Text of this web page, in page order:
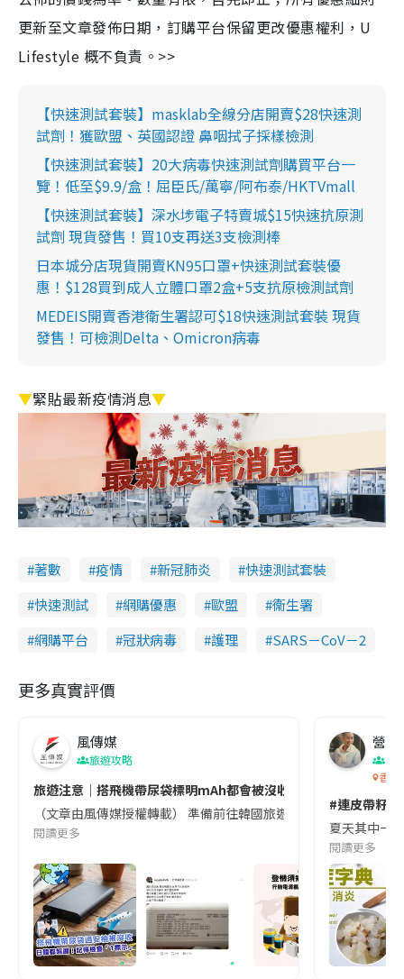
更新至文章發佈日期，訂購平台保留更改優惠權利，U
Lifestyle 概不負責。>>
【快速測試套裝】masklab全線分店開賣$28快速測
試劑！獲歐盟、英國認證 鼻咽拭子採樣檢測
【快速測試套裝】20大病毒快速測試劑購買平台一
覽！低至$9.9/盒！屈臣氏/萬寧/阿布泰/HKTVmall
【快速測試套裝】深水埗電子特賣城$15快速抗原測
試劑 現貨發售！買10支再送3支檢測棒
日本城分店現貨開賣KN95口罩+快速測試套裝優
惠！$128買到成人立體口罩2盒+5支抗原檢測試劑
MEDEIS開賣香港衛生署認可$18快速測試套裝 現貨
發售！可檢測Delta、Omicron病毒
▼緊貼最新疫情消息▼
著數 疫情 新冠肺炎
快速測試套裝
快速測試
網購優惠 歐盟
衞生署
網購平台
冠狀病毒 護理 SARS－CoV－2
更多真實評價
風傳媒
旅遊攻略
旅遊注意｜搭飛機帶尿袋標明mAh都會被沒收😱出發前切記檢查
（文章由風傳媒授權轉載） 準備前往韓國旅遊的民眾，近期要
閱讀更多
營養
香港
#連皮帶籽
夏天其中一
閱讀更多